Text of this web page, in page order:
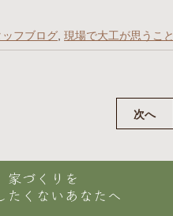
フブログ 現場で大工が思うこと
次へ